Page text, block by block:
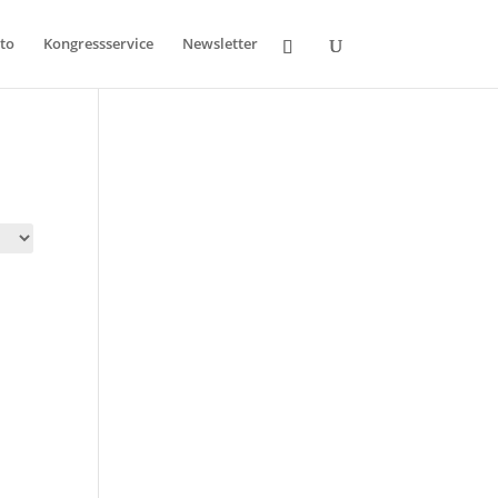
Kongressservice Newsletter